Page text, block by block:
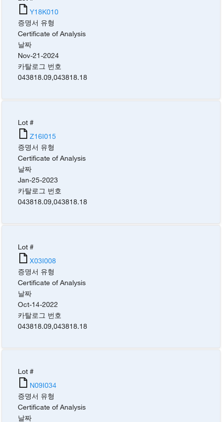
Y18K010
증명서 유형
Certificate of Analysis
날짜
Nov-21-2024
카탈로그 번호
043818.09,043818.18
Lot #
Z16I015
증명서 유형
Certificate of Analysis
날짜
Jan-25-2023
카탈로그 번호
043818.09,043818.18
Lot #
X03I008
증명서 유형
Certificate of Analysis
날짜
Oct-14-2022
카탈로그 번호
043818.09,043818.18
Lot #
N09I034
증명서 유형
Certificate of Analysis
날짜